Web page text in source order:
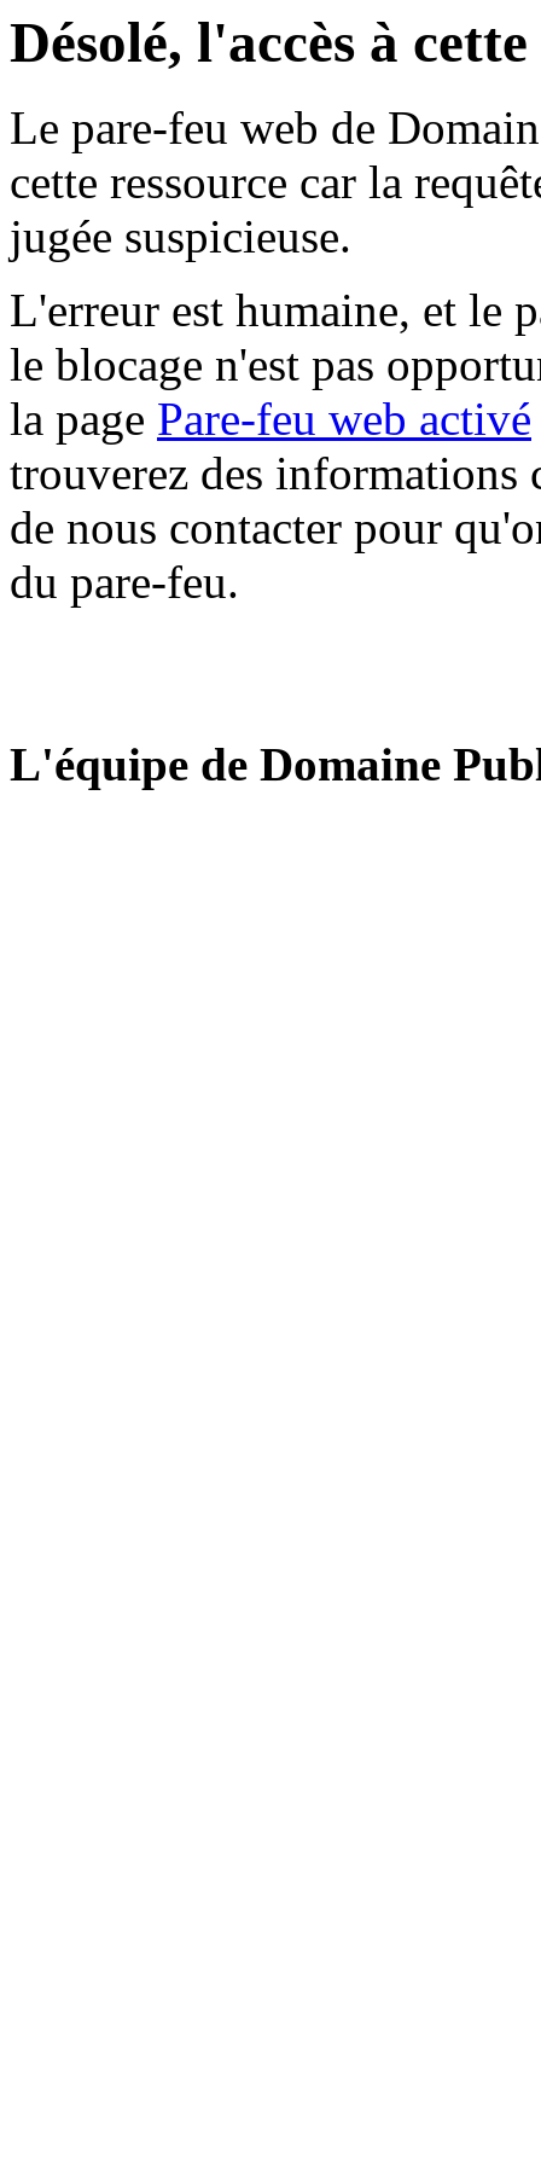
Désolé, l'accès à
Le pare-feu web de
cette ressource car la
jugée suspicieuse.
L'erreur est humaine, et le
le blocage n'est pas
la page Pare-feu web activé
trouverez des informations
de nous contacter pour
du pare-feu.
L'équipe de Domaine